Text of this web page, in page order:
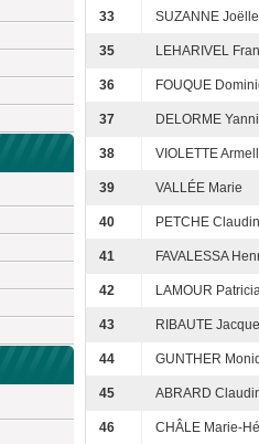
33 SUZANNE Joëlle
35 LEHARIVEL
36 FOUQUE
37 DELORME
38 VIOLETTE
39 VALLÉE Marie
40 PETCHE
41 FAVALESSA
42 LAMOUR
43 RIBAUTE
44 GUNTHER
45 ABRARD
46 CHÂLE Marie-